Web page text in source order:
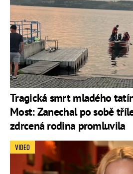
Tragická smrt mladého
Most: Zanechal po sobě
zdrcená rodina promluvila
VIDEO